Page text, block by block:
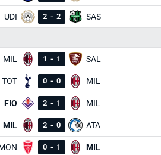
UDI 2 - 2 SAS
MIL 1 - 1 SAL
TOT 0 - 0 MIL
FIO 2 - 1 MIL
MIL 2 - 0 ATA
0 - 1 MIL